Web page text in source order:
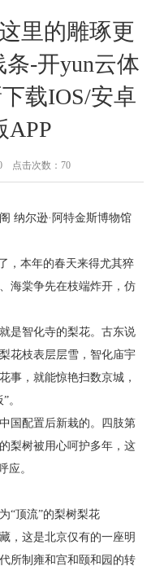
里的雕琢更
-开yun云体
载IOS/安卓
APP
点击次数：70
纳尔逊·阿特金斯博物馆
，本年的春天来得尤其猝
海棠争先在枝端炸开，仿
是智化寺的梨花。古东说
花枝表层层雪，智化庙宇
事，就能惊艳扫数京城，
。
国配置后新栽的。四肢第
梨树被用心呵护多年，这
应。
“顶流”的梨树梨花
，这是北京仅有的一座明
所制雍和宫和颐和园的转